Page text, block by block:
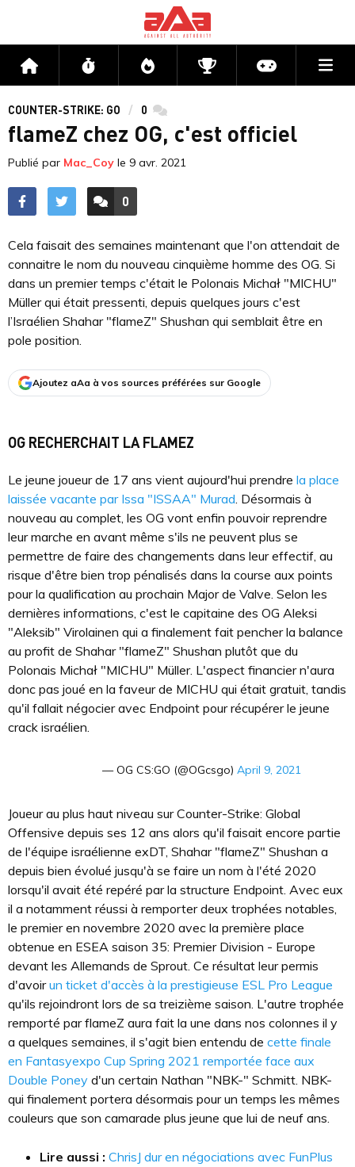
Accueil Flux Directs CompétitionsActu jeux
COUNTER-STRIKE: GO 0 commentaires
flameZ chez OG, c'est officiel
Publié par Mac_Coy le 9 avr. 2021
ACCÉDER AUX
0
COMMENTAIRES
Cela faisait des semaines maintenant que l'on attendait de
connaitre le nom du nouveau cinquième homme des OG. Si
dans un premier temps c'était le Polonais Michał "MICHU"
Müller qui était pressenti, depuis quelques jours c'est
l’Israélien Shahar "flameZ" Shushan qui semblait être en
pole position.
Ajoutez aAa à vos sources préférées sur Google
OG RECHERCHAIT LA FLAMEZ
Le jeune joueur de 17 ans vient aujourd'hui prendre la place
laissée vacante par Issa "⁠ISSAA⁠" Murad. Désormais à
nouveau au complet, les OG vont enfin pouvoir reprendre
leur marche en avant même s'ils ne peuvent plus se
permettre de faire des changements dans leur effectif, au
risque d'être bien trop pénalisés dans la course aux points
pour la qualification au prochain Major de Valve. Selon les
dernières informations, c'est le capitaine des OG Aleksi
"⁠Aleksib⁠" Virolainen qui a finalement fait pencher la balance
au profit de Shahar "flameZ" Shushan plutôt que du
Polonais Michał "MICHU" Müller. L'aspect financier n'aura
donc pas joué en la faveur de MICHU qui était gratuit, tandis
qu'il fallait négocier avec Endpoint pour récupérer le jeune
crack israélien.
— OG CS:GO (@OGcsgo) April 9, 2021
Joueur au plus haut niveau sur Counter-Strike: Global
Offensive depuis ses 12 ans alors qu'il faisait encore partie
de l'équipe israélienne exDT, Shahar "flameZ" Shushan a
depuis bien évolué jusqu'à se faire un nom à l'été 2020
lorsqu'il avait été repéré par la structure Endpoint. Avec eux
il a notamment réussi à remporter deux trophées notables,
le premier en novembre 2020 avec la première place
obtenue en ESEA saison 35: Premier Division - Europe
devant les Allemands de Sprout. Ce résultat leur permis
d'avoirun ticket d'accès à la prestigieuse ESL Pro League
qu'ils rejoindront lors de sa treizième saison. L'autre trophée
remporté par flameZ aura fait la une dans nos colonnes il y
a quelques semaines, il s'agit bien entendu de cette finale
en Fantasyexpo Cup Spring 2021 remportée face aux
Double Poney d'un certain Nathan "⁠NBK-⁠" Schmitt. NBK-
qui finalement portera désormais pour un temps les mêmes
couleurs que son camarade plus jeune que lui de neuf ans.
Lire aussi : ChrisJ dur en négociations avec FunPlus